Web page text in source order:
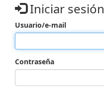
Iniciar sesión
Usuario/e-mail
Contraseña